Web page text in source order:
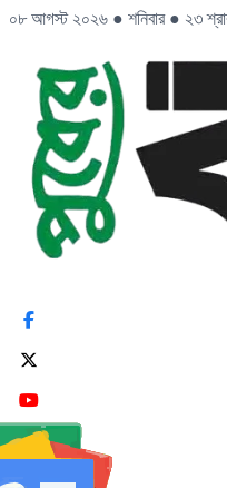
০৮ আগস্ট ২০২৬ ● শনিবার ● ২৩